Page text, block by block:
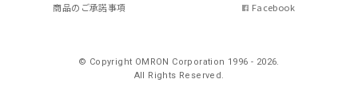
商品のご承諾事項 Facebook
© Copyright OMRON Corporation 1996 - 2026.
All Rights Reserved.